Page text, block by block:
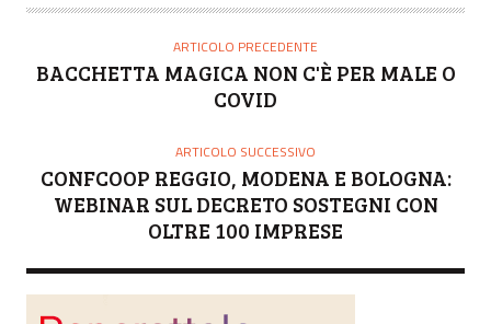
T
R
ARTICOLO PRECEDENTE
BACCHETTA MAGICA NON C'È PER MALE O
COVID
ARTICOLO SUCCESSIVO
CONFCOOP REGGIO, MODENA E BOLOGNA:
WEBINAR SUL DECRETO SOSTEGNI CON
OLTRE 100 IMPRESE